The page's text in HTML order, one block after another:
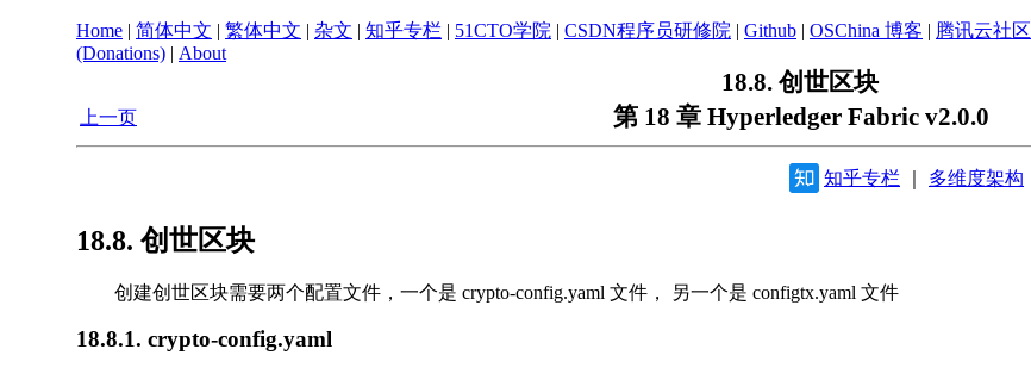
Home | 简体中文 | 繁体中文 | 杂文 | 知乎专栏 | 51CTO学院 | CSDN程序员研修院 | Github | OSChina 博客 | 腾讯云社区
(Donations) | About
18.8. 创世区块
上一页 第 18 章 Hyperledger Fabric v2.0.0
知乎专栏 多维度架构
18.8. 创世区块
创建创世区块需要两个配置文件，一个是 crypto-config.yaml 文件， 另一个是 configtx.yaml 文件
18.8.1. crypto-config.yaml